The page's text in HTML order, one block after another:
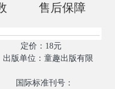
售后保障
》 定价： 18元
出版单位：童趣出版有限
国际标准刊号：